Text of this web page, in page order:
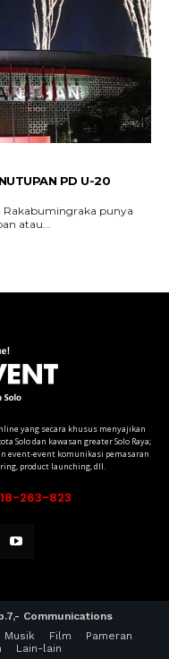
yang secara khusus menyajikan
Solo dan kawasan greater Solo Raya;
event-event komunikasi pemasaran
product launching, dll.
263-823
Communications
Musik Film
Pameran
Lain-lain